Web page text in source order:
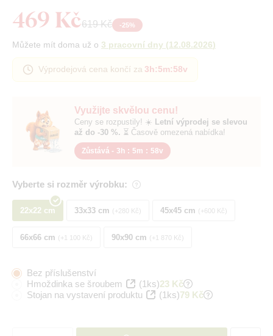
Využijte skvělou cenu!
Ceny se rozpustily! ☀️ Letní výprodej se slevou
až do -30 %. ⏳ Časově omezená nabídka!
Zůstává - 3h : 5m : 57v
Vyberte si rozměr výrobku:
22x22 cm 33x33 cm +280 Kč 45x45 cm +600 Kč
66x66 cm +1 100 Kč 90x90 cm +1 870 Kč
469 Kč619 Kč -25%
Můžete mít doma už o 3 pracovní dny (12.08.2026)
Výprodejová cena končí za 3h:5m:57v
Bez příslušenství
Hmoždinka se šroubem
(1ks)23 Kč
Stojan na vystavení produktu
(1ks)79 Kč